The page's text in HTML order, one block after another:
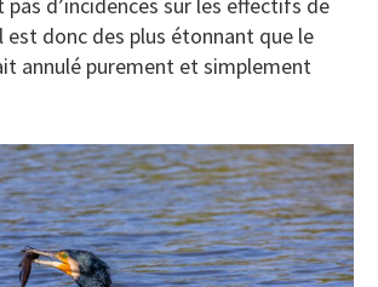
est donc des plus étonnant que le
annulé purement et simplement